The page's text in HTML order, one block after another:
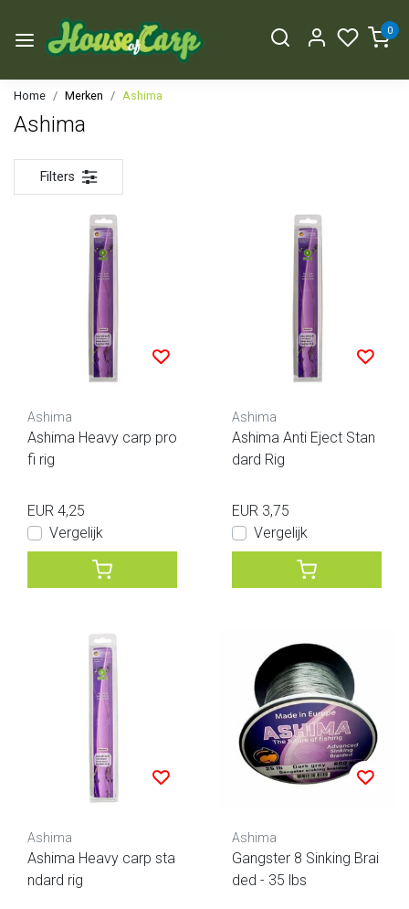
0
Home Merken Ashima
Ashima
Filters
Ashima
Ashima Heavy carp pro
fi rig
EUR 4,25
Vergelijk
Ashima
Ashima Anti Eject Stan
dard Rig
EUR 3,75
Vergelijk
Ashima
Ashima Heavy carp sta
ndard rig
Ashima
Gangster 8 Sinking Brai
ded - 35 lbs